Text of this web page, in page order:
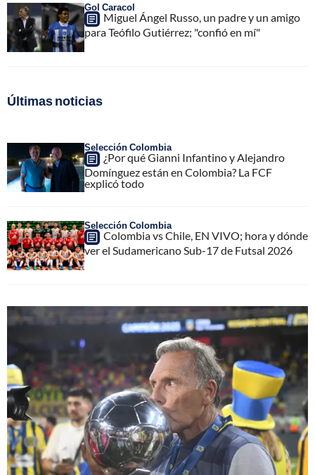
Gol Caracol
Miguel Ángel Russo, un padre y un amigo
para Teófilo Gutiérrez; "confió en mí"
Últimas noticias
Selección Colombia
¿Por qué Gianni Infantino y Alejandro
Domínguez están en Colombia? La FCF
explicó todo
Selección Colombia
Colombia vs Chile, EN VIVO; hora y dónde
ver el Sudamericano Sub-17 de Futsal 2026